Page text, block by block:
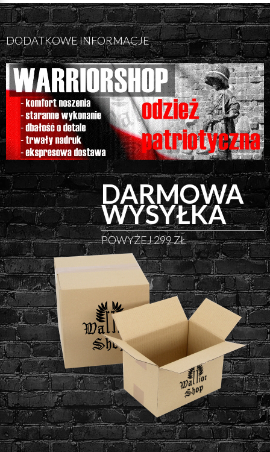
DODATKOWE INFORMACJE
DARMOWA
WYSYŁKA
POWYŻEJ 299 ZŁ